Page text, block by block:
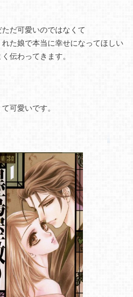
だ可愛いのではなくて
た娘で本当に幸せになってほしい
伝わってきます。
可愛いです。